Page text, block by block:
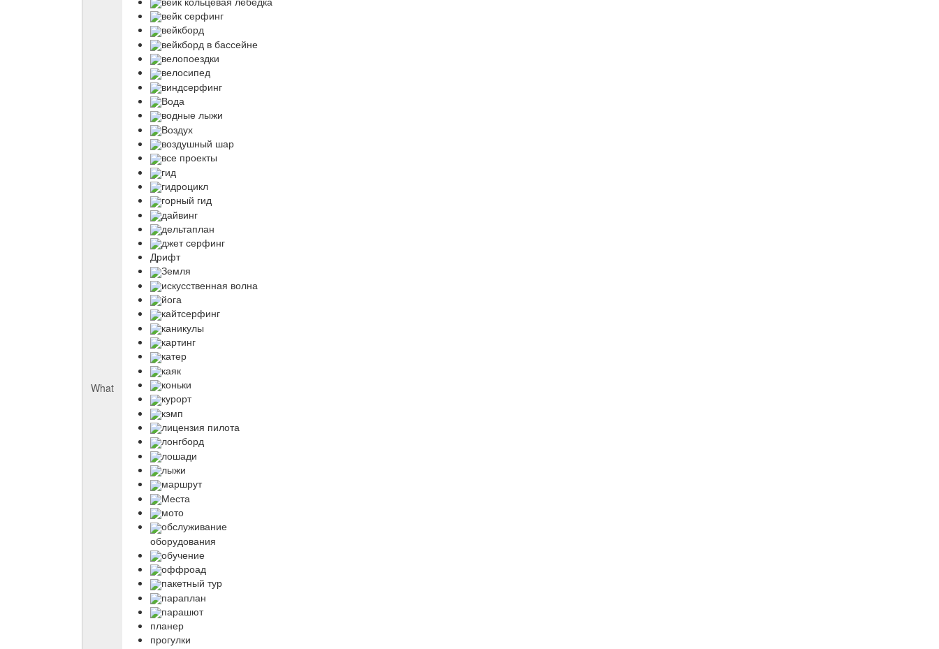
What
вейк серфинг
вейкборд
вейкборд в бассейне
велопоездки
велосипед
виндсерфинг
Вода
водные лыжи
Воздух
воздушный шар
все проекты
гид
гидроцикл
горный гид
дайвинг
дельтаплан
джет серфинг
Дрифт
Земля
искусственная волна
йога
кайтсерфинг
каникулы
картинг
катер
каяк
коньки
курорт
кэмп
лицензия пилота
лонгборд
лошади
лыжи
маршрут
Места
мото
обслуживание
оборудования
обучение
оффроад
пакетный тур
параплан
парашют
планер
прогулки